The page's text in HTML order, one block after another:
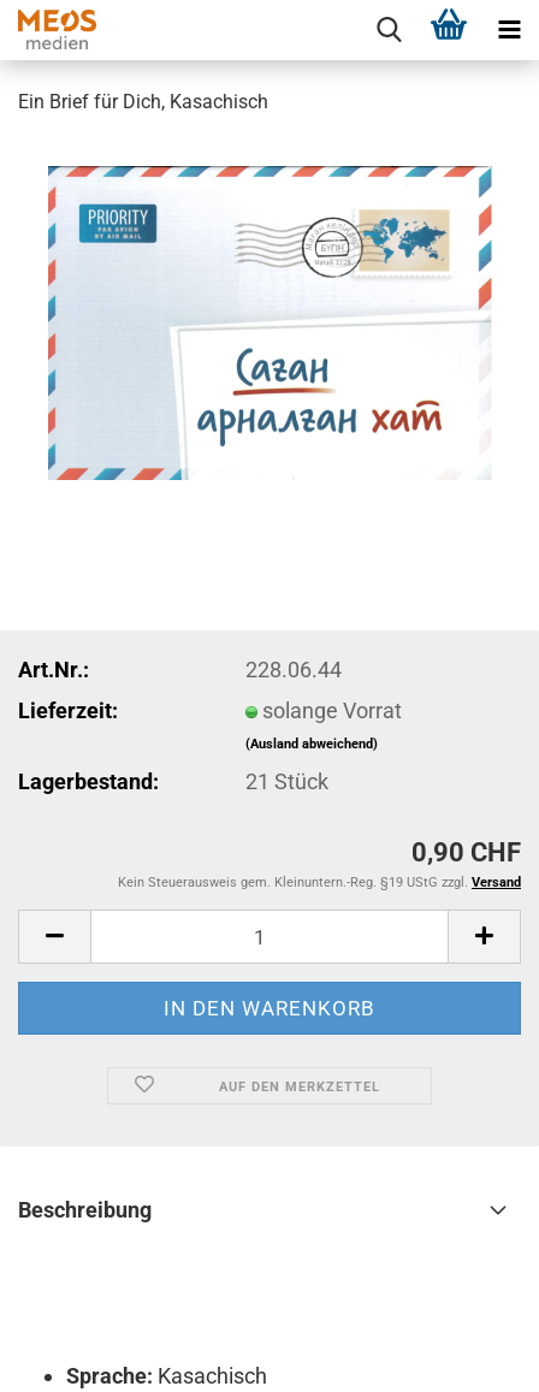
Ein Brief für Dich, Kasachisch
Art.Nr.:
228.06.44
Lieferzeit:
solange Vorrat
(Ausland abweichend)
Lagerbestand: 21Stück
0,90 CHF
Kein Steuerausweis gem. Kleinuntern.-Reg. §19 UStG zzgl. Versand
AUF DEN MERKZETTEL
Beschreibung
Sprache: Kasachisch